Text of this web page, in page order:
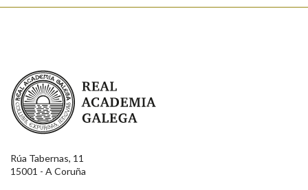
Real Academia Galega
Rúa Tabernas, 11
15001 - A Coruña